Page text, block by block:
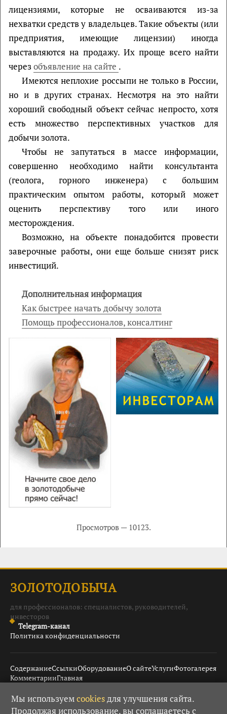
лицензиями, которые не осваиваются из-за
нехватки средств у владельцев. Такие объекты (или
предприятия, имеющие лицензии) иногда
выставляются на продажу. Их проще всего найти
через объявление на сайте .
Имеются неплохие россыпи не только в России,
но и в других странах. Несмотря на это найти
хороший свободный объект сейчас непросто, хотя
есть множество перспективных участков для
добычи золота.
Чтобы не запутаться в массе информации,
совершенно необходимо найти консультанта
(геолога, горного инженера) с большим
практическим опытом работы, который может
оценить перспективу того или иного
месторождения.
Возможно, на объекте понадобится провести
заверочные работы, они еще больше снизят риск
инвестиций.
Дополнительная информация
Как быстрее начать добычу золота
Помощь профессионалов,консалтинг
Просмотров — 10123.
ЗОЛОТОДОБЫЧА
для профессионалов: специалистов, руководителей,
инвесторов
Telegram-канал
Политика конфиденциальности
СодержаниеСсылкиОборудованиеО сайтеУслугиФотогалерея
КомментарииГлавная
Мы используемcookiesдля улучшения сайта.
Продолжая использование, вы соглашаетесь с